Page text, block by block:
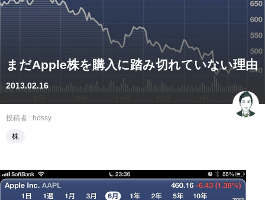
まだApple株を購入に踏み切れていない理由
2013.02.16
投稿者 : hossy
株